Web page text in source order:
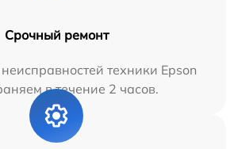
Срочный ремонт
техники Epson
в течение 2 часов.